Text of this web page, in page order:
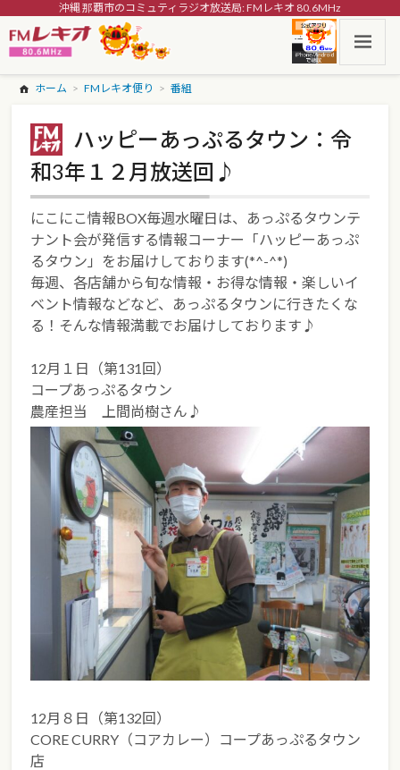
沖縄 那覇市のコミュティラジオ放送局: FMレキオ 80.6MHz
ホーム FMレキオ便り 番組
ハッピーあっぷるタウン：令
和3年１２月放送回♪
にこにこ情報BOX毎週水曜日は、あっぷるタウンテ
ナント会が発信する情報コーナー「ハッピーあっぷ
るタウン」をお届けしております(*^-^*)
毎週、各店舗から旬な情報・お得な情報・楽しいイ
ベント情報などなど、あっぷるタウンに行きたくな
る！そんな情報満載でお届けしております♪
12月１日（第131回）
コープあっぷるタウン
農産担当 上間尚樹さん♪
12月８日（第132回）
CORE CURRY（コアカレー）コープあっぷるタウン
店